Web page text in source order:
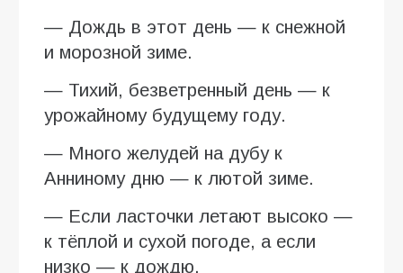
— Дождь в этот день — к снежной
и морозной зиме.
— Тихий, безветренный день — к
урожайному будущему году.
— Много желудей на дубу к
Анниному дню — к лютой зиме.
— Если ласточки летают высоко —
к тёплой и сухой погоде, а если
низко — к дождю.